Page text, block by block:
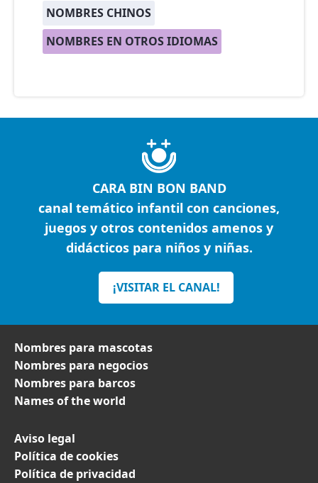
NOMBRES CHINOS
NOMBRES EN OTROS IDIOMAS
CARA BIN BON BAND
canal temático infantil con canciones,
juegos y otros contenidos amenos y
didácticos para niños y niñas.
¡VISITAR EL CANAL!
Nombres para mascotas
Nombres para negocios
Nombres para barcos
Names of the world
Aviso legal
Política de cookies
Política de privacidad